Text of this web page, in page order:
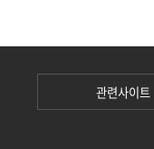
관련사이트